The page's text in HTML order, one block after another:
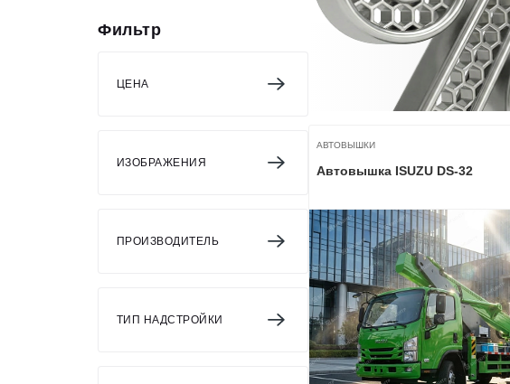
ШИНЫ
ФИЛЬТРЫ
Фильтр
ЦЕНА
ИЗОБРАЖЕНИЯ
ПРОИЗВОДИТЕЛЬ
ТИП НАДСТРОЙКИ
АВТОВЫШКИ
Автовышка ISUZU DS-32